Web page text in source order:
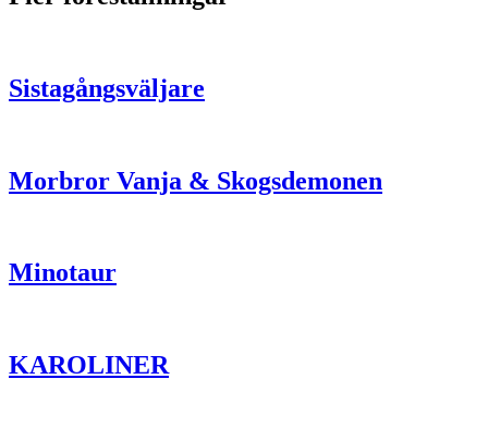
Sistagångsväljare
Morbror Vanja & Skogsdemonen
Minotaur
KAROLINER